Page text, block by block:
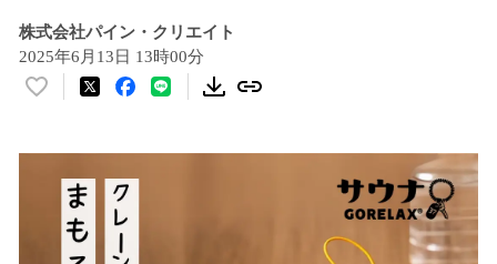
株式会社パイン・クリエイト
2025年6月13日 13時00分
い